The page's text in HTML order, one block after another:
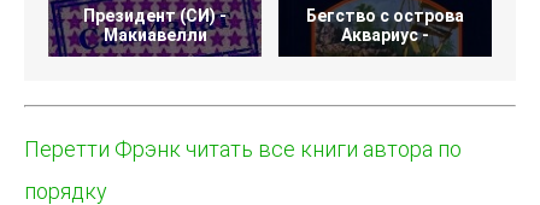
Президент (СИ) -
Макиавелли
Бегство с острова
Аквариус -
Перетти Фрэнк читать все книги автора по
порядку